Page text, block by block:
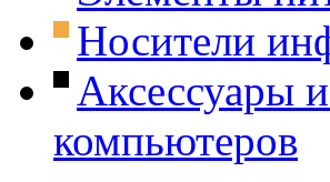
Носители
Аксессуары
компьютеров